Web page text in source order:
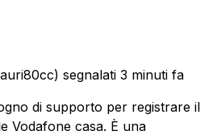
segnalati 3 minuti fa
di supporto per registrare il
Vodafone casa. È una